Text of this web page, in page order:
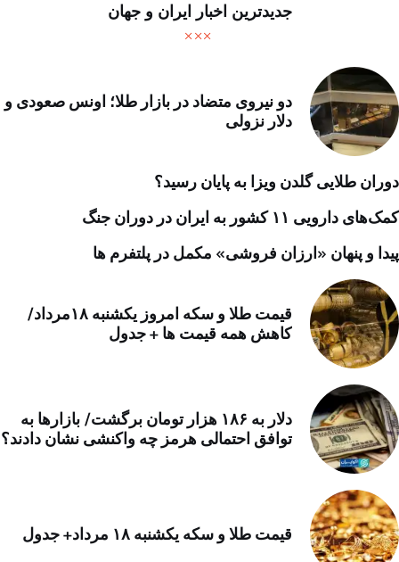
جدیدترین اخبار ایران و جهان
دو نیروی متضاد در بازار طلا؛ اونس صعودی و
دلار نزولی
دوران طلایی گلدن ویزا به پایان رسید؟
کمک‌های دارویی ۱۱ کشور به ایران در دوران جنگ
پیدا و پنهان «ارزان فروشی» مکمل در پلتفرم ها
قیمت طلا و سکه امروز یکشنبه ۱۸مرداد/
کاهش همه قیمت ها + جدول
دلار به ۱۸۶ هزار تومان برگشت/ بازارها به
توافق احتمالی هرمز چه واکنشی نشان دادند؟
قیمت طلا و سکه یکشنبه ۱۸ مرداد+ جدول